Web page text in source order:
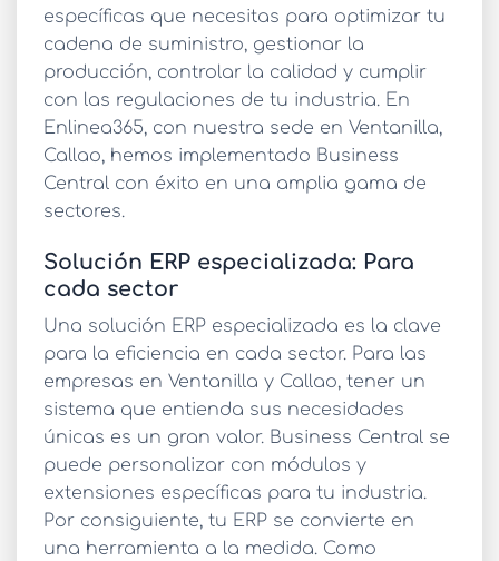
específicas que necesitas para optimizar tu
cadena de suministro, gestionar la
producción, controlar la calidad y cumplir
con las regulaciones de tu industria. En
Enlinea365, con nuestra sede en Ventanilla,
Callao, hemos implementado Business
Central con éxito en una amplia gama de
sectores.
Solución ERP especializada: Para
cada sector
Una solución ERP especializada es la clave
para la eficiencia en cada sector. Para las
empresas en Ventanilla y Callao, tener un
sistema que entienda sus necesidades
únicas es un gran valor. Business Central se
puede personalizar con módulos y
extensiones específicas para tu industria.
Por consiguiente, tu ERP se convierte en
una herramienta a la medida. Como